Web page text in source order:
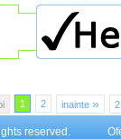
1 2 inainte »
reserved.